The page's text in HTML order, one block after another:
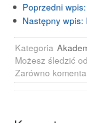
Poprzedni wpis:
Następny wpis:
Kategoria
Możesz śledzić
Zarówno